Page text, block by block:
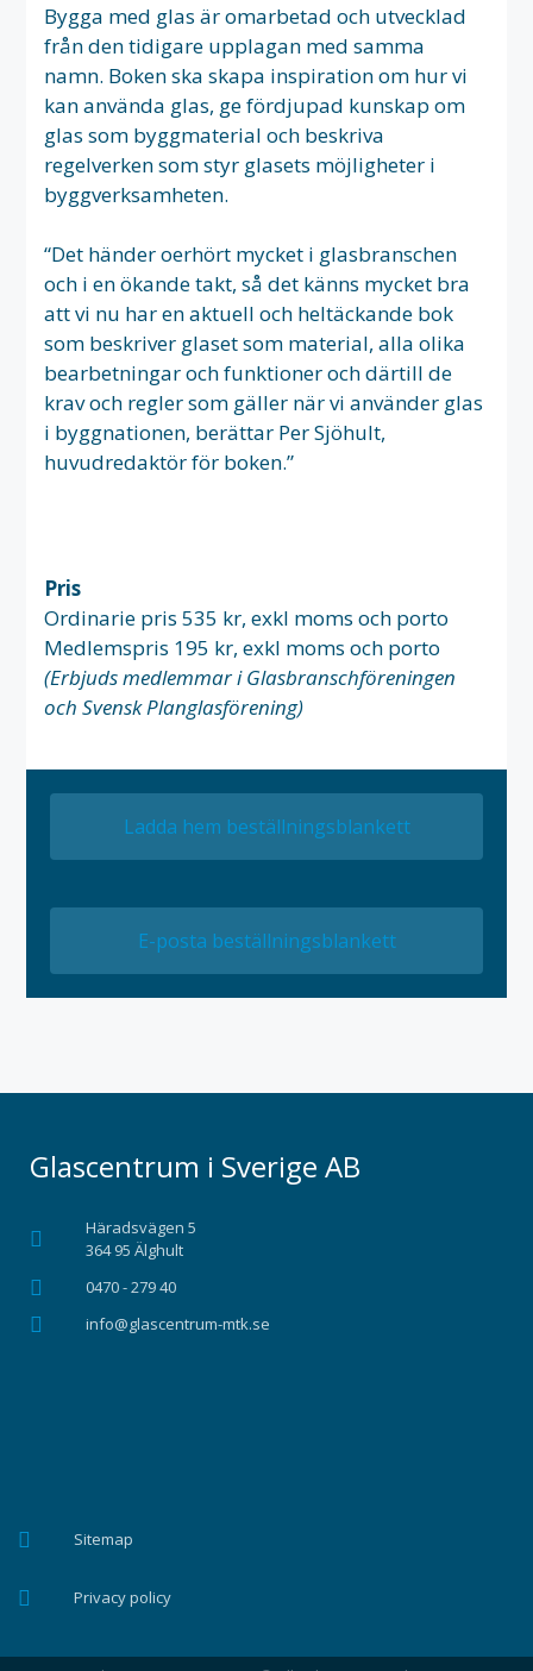
Bygga med glas är omarbetad och utvecklad
från den tidigare upplagan med samma
namn. Boken ska skapa inspiration om hur vi
kan använda glas, ge fördjupad kunskap om
glas som byggmaterial och beskriva
regelverken som styr glasets möjligheter i
byggverksamheten.
“Det händer oerhört mycket i glasbranschen
och i en ökande takt, så det känns mycket bra
att vi nu har en aktuell och heltäckande bok
som beskriver glaset som material, alla olika
bearbetningar och funktioner och därtill de
krav och regler som gäller när vi använder glas
i byggnationen, berättar Per Sjöhult,
huvudredaktör för boken.”
Pris
Ordinarie pris 535 kr, exkl moms och porto
Medlemspris 195 kr, exkl moms och porto
(Erbjuds medlemmar i Glasbranschföreningen
och Svensk Planglasförening)
Ladda hem beställningsblankett
E-posta beställningsblankett
Glascentrum i Sverige AB
Häradsvägen 5
364 95 Älghult
0470 - 279 40
info@glascentrum-mtk.se
Sitemap
Privacy policy